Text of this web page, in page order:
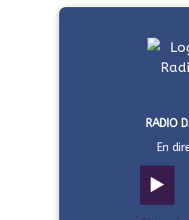
RADIO
En
▶️